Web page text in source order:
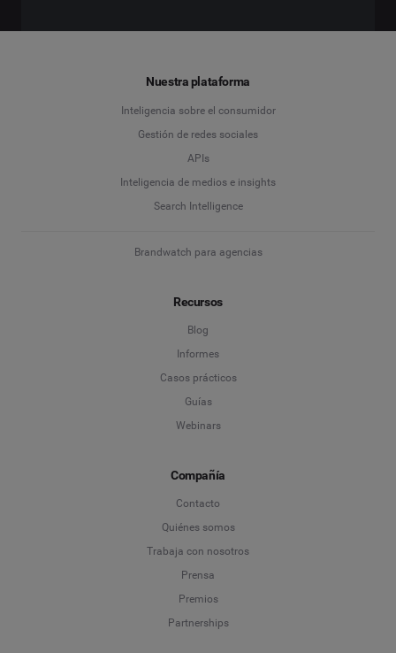
Nuestra plataforma
Inteligencia sobre el consumidor
Gestión de redes sociales
APIs
Inteligencia de medios e insights
Search Intelligence
Brandwatch para agencias
Recursos
Blog
Informes
Casos prácticos
Guías
Webinars
Compañía
Contacto
Quiénes somos
Trabaja con nosotros
Prensa
Premios
Partnerships